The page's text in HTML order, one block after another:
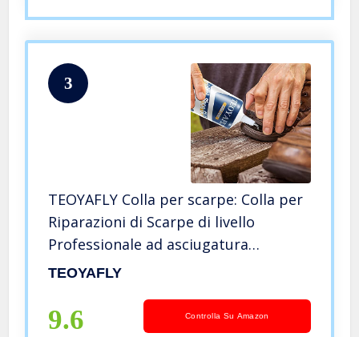
3
TEOYAFLY Colla per scarpe: Colla per
Riparazioni di Scarpe di livello
Professionale ad asciugatura
lenta,60ml
TEOYAFLY
9.6 Controlla Su Amazon